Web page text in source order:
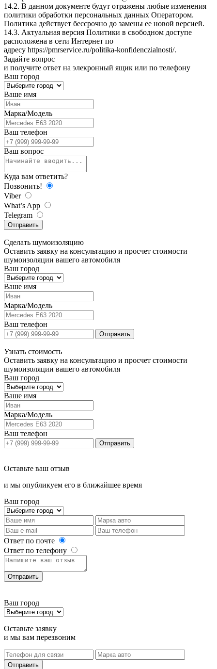
14.2. В данном документе будут отражены любые изменения
политики обработки персональных данных Оператором.
Политика действует бессрочно до замены ее новой версией.
14.3. Актуальная версия Политики в свободном доступе
расположена в сети Интернет по
адресу https://pmrservice.ru/politika-konfidenczialnosti/.
Задайте вопрос
и получите ответ на элекронный ящик или по телефону
Ваш город
Ваше имя
Марка/Модель
Ваш телефон
Ваш вопрос
Куда вам ответить?
Позвонить!
Viber
What’s App
Telegram
Отправить
Сделать шумоизоляцию
Оставить заявку на консультацию и просчет стоимости
шумоизоляции вашего автомобиля
Ваш город
Ваше имя
Марка/Модель
Ваш телефон
Отправить
Узнать стоимость
Оставить заявку на консультацию и просчет стоимости
шумоизоляции вашего автомобиля
Ваш город
Ваше имя
Марка/Модель
Ваш телефон
Отправить
Оставьте ваш отзыв
и мы опубликуем его в ближайшее время
Ваш город
Ответ по почте
Ответ по телефону
Отправить
Ваш город
Оставьте заявку
и мы вам перезвоним
Отправить